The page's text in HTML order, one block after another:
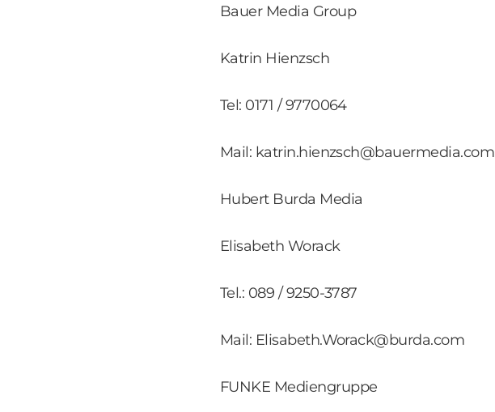
Bauer Media Group
Katrin Hienzsch
Tel: 0171 / 9770064
Mail: katrin.hienzsch@bauermedia.com
Hubert Burda Media
Elisabeth Worack
Tel.: 089 / 9250-3787
Mail: Elisabeth.Worack@burda.com
FUNKE Mediengruppe